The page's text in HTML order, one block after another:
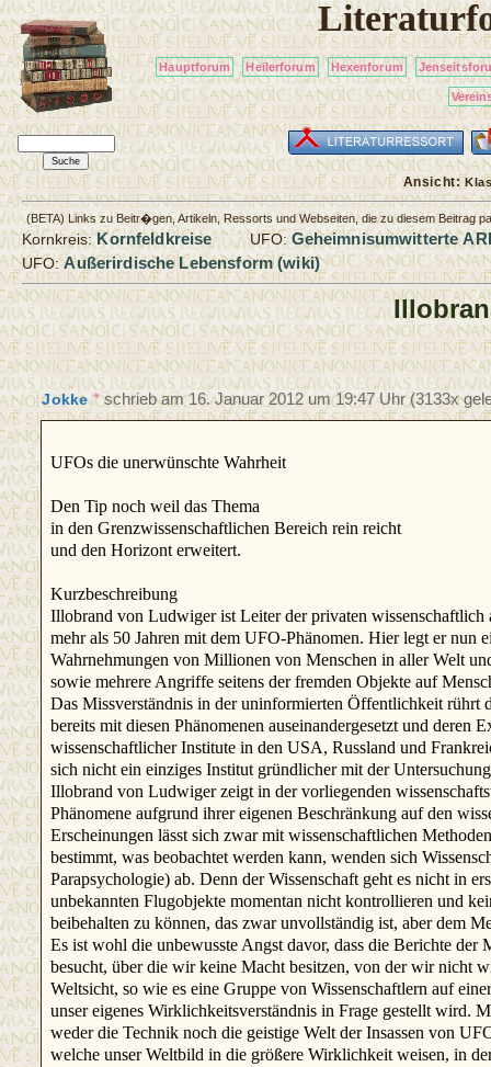
Hauptforum Heilerforum Hexenforum
Ansicht:
(BETA) Links zu Beitr�gen, Artikeln, Ressorts und Webseiten, die zu diesem Beitrag
Kornkreis:Kornfeldkreise UFO:Geheimnisumwitterte
UFO:Außerirdische Lebensform (wiki)
Jokke*schrieb am16. Januar 2012 um 19:47 Uhr(3133x
UFOs die unerwünschte Wahrheit
Den Tip noch weil das Thema
in den Grenzwissenschaftlichen Bereich rein reicht
und den Horizont erweitert.
Kurzbeschreibung
Illobrand von Ludwiger ist Leiter der privaten
mehr als 50 Jahren mit dem UFO-Phänomen. Hier legt er nun
Wahrnehmungen von Millionen von Menschen in aller Welt
sowie mehrere Angriffe seitens der fremden Objekte auf
Das Missverständnis in der uninformierten Öffentlichkeit rührt
bereits mit diesen Phänomenen auseinandergesetzt und
wissenschaftlicher Institute in den USA, Russland und
sich nicht ein einziges Institut gründlicher mit der
Illobrand von Ludwiger zeigt in der vorliegenden
Phänomene aufgrund ihrer eigenen Beschränkung auf den
Erscheinungen lässt sich zwar mit wissenschaftlichen
bestimmt, was beobachtet werden kann, wenden sich
Parapsychologie) ab. Denn der Wissenschaft geht es nicht in
unbekannten Flugobjekte momentan nicht kontrollieren und
beibehalten zu können, das zwar unvollständig ist, aber dem
Es ist wohl die unbewusste Angst davor, dass die Berichte
besucht, über die wir keine Macht besitzen, von der wir nicht
Weltsicht, so wie es eine Gruppe von Wissenschaftlern auf
unser eigenes Wirklichkeitsverständnis in Frage gestellt wird.
weder die Technik noch die geistige Welt der Insassen von
welche unser Weltbild in die größere Wirklichkeit weisen, in